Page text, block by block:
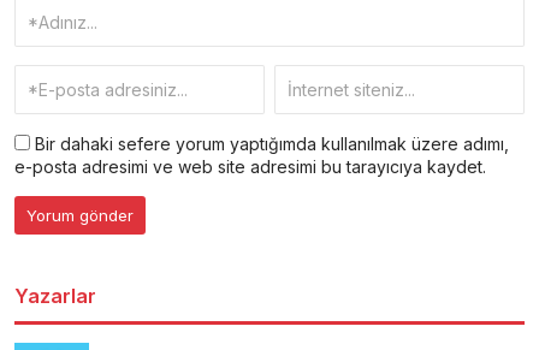
Bir dahaki sefere yorum yaptığımda kullanılmak üzere adımı,
e-posta adresimi ve web site adresimi bu tarayıcıya kaydet.
Yazarlar